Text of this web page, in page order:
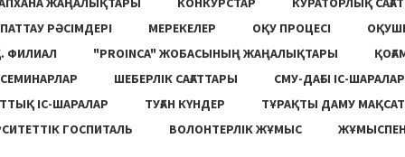
РӘСІМДЕРІ
МЕРЕКЕЛЕР ОҚУ ПРОЦЕСІ
ФИЛИАЛ
"PROINCA" ЖОБАСЫНЫҢ ЖАҢАЛЫҚТАРЫ
СЕМИНАРЛАР
ШЕБЕРЛІК САҒАТТАРЫ
СМУ-ДАҒЫ ІС-ШАРАЛАР
ІС-ШАРАЛАР
ТУҒАН КҮНДЕР
ТҰРАҚТЫ ДАМУ
ГОСПИТАЛЬ
ВОЛОНТЕРЛІК ЖҰМЫС